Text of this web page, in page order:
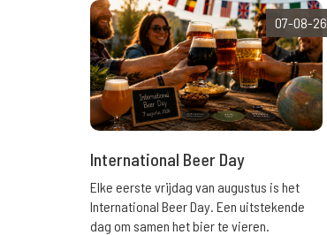
07-08-26
International Beer Day
Elke eerste vrijdag van augustus is het
International Beer Day. Een uitstekende
dag om samen het bier te vieren.